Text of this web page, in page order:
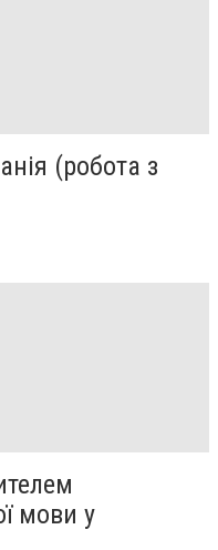
(робота з
мови у